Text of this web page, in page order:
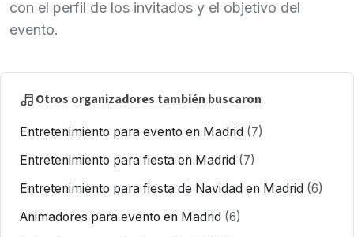
con el perfil de los invitados y el objetivo del
evento.
Otros organizadores también buscaron
Entretenimiento para evento en Madrid (7)
Entretenimiento para fiesta en Madrid (7)
Entretenimiento para fiesta de Navidad en Madrid (6)
Animadores para evento en Madrid (6)